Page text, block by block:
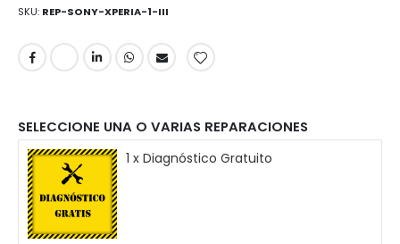
SKU REP-SONY-XPERIA-1-III
SELECCIONE UNA O VARIAS REPARACIONES
1 x Diagnóstico Gratuito